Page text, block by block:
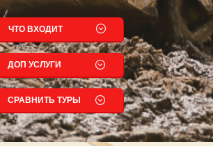
ЧТО ВХОДИТ
ДОП УСЛУГИ
СРАВНИТЬ ТУРЫ